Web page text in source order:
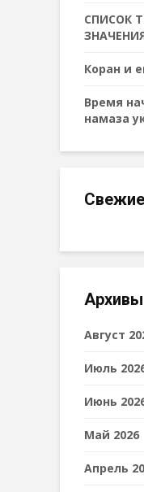
СПИСОК
Коран и
Время
намаза
Архивы
Август
Июль
Июнь
Май 2026
Апрель